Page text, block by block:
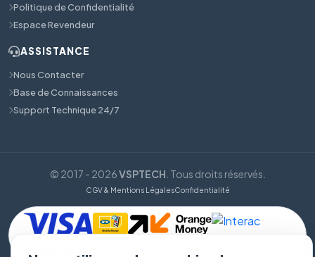
Politique de Confidentialité
Espace Revendeur
ASSISTANCE
Nous Contacter
Base de Connaissances
Support Technique 24/7
© 2017 - 2026VSPTECH . Tous droits réservés.
CGV & Mentions LégalesConfidentialité